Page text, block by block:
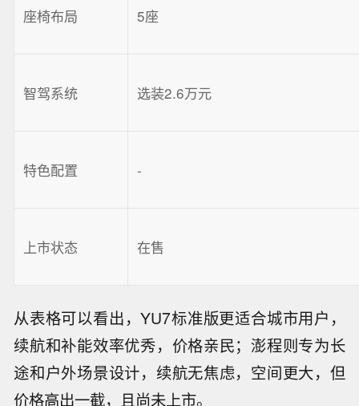
座椅布局 5座
智驾系统 选装2.6万元
特色配置 -
上市状态 在售
从表格可以看出，YU7标准版更适合城市用户，
续航和补能效率优秀，价格亲民；澎程则专为长
途和户外场景设计，续航无焦虑，空间更大，但
价格高出一截，且尚未上市。